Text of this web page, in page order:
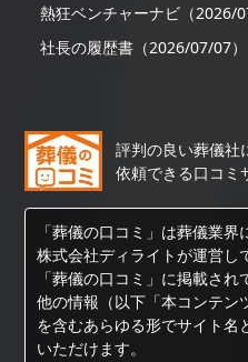
熱狂ベンチャーナビ（2026/
社長の履歴書（2026/07/07）
評判の良い葬儀社
依頼できる口コミ
「葬儀の口コミ」は葬儀業
株式会社ディライトが運営し
「葬儀の口コミ」に掲載さ
他の情報（以下「本コンテン
を含むあらゆる形でサイト名
いただけます。